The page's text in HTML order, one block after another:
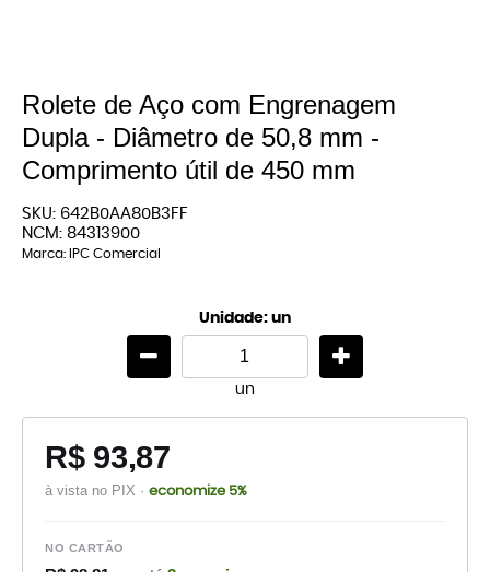
Rolete de Aço com Engrenagem
Dupla - Diâmetro de 50,8 mm -
Comprimento útil de 450 mm
SKU: 642B0AA80B3FF
NCM: 84313900
Marca: IPC Comercial
Unidade: un
un
R$ 93,87
à vista no PIX · economize 5%
NO CARTÃO